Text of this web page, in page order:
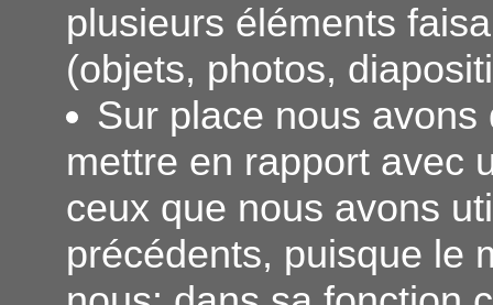
plusieurs éléments
(objets, photos,
Sur place nous
mettre en rapport avec
ceux que nous avons
précédents, puisque le